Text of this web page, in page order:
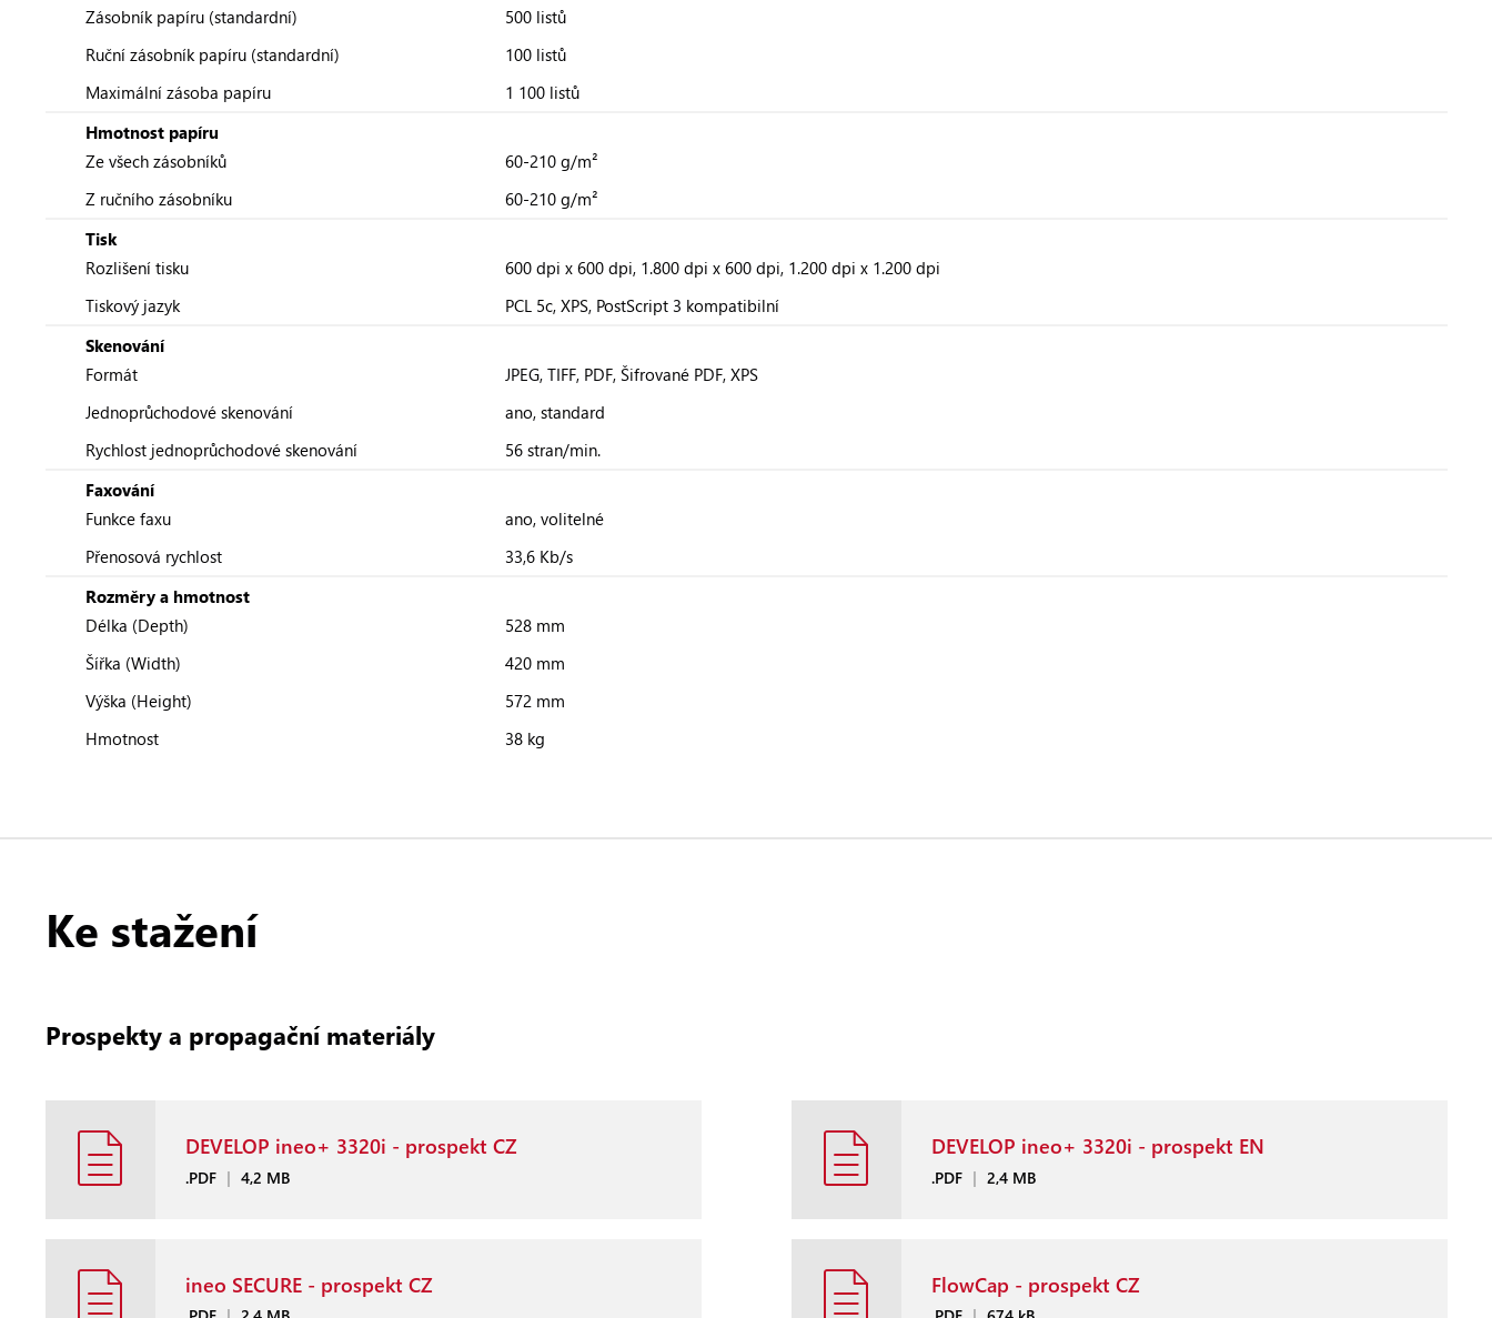
Zásobník papíru (standardní)
500 listů
Ruční zásobník papíru (standardní)
100 listů
Maximální zásoba papíru
1 100 listů
Hmotnost papíru
Ze všech zásobníků
60-210 g/m²
Z ručního zásobníku
60-210 g/m²
Tisk
Rozlišení tisku
600 dpi x 600 dpi, 1.800 dpi x 600 dpi, 1.200 dpi x 1.200 dpi
Tiskový jazyk
PCL 5c, XPS, PostScript 3 kompatibilní
Skenování
Formát
JPEG, TIFF, PDF, Šifrované PDF, XPS
Jednoprůchodové skenování
ano, standard
Rychlost jednoprůchodové skenování
56 stran/min.
Faxování
Funkce faxu
ano, volitelné
Přenosová rychlost
33,6 Kb/s
Rozměry a hmotnost
Délka (Depth)
528 mm
Šířka (Width)
420 mm
Výška (Height)
572 mm
Hmotnost
38 kg
Ke stažení
Prospekty a propagační materiály
DEVELOP ineo+ 3320i - prospekt CZ
.PDF | 4,2 MB
DEVELOP ineo+ 3320i - prospekt EN
.PDF | 2,4 MB
ineo SECURE - prospekt CZ FlowCap - prospekt CZ